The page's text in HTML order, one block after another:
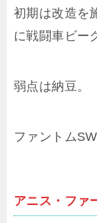
初期は改造を
に戦闘車ビー
弱点は納豆。
ファントム
アニス・フ